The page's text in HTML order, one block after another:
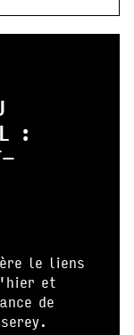
:
le liens
et
de